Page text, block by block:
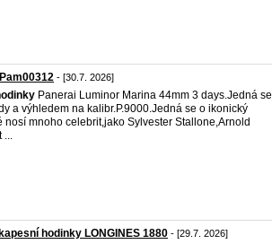
- [30.7. 2026]
Panerai Luminor Marina 44mm 3 days.Jedná se
a výhledem na kalibr.P.9000.Jedná se o ikonický
nosí mnoho celebrit,jako Sylvester Stallone,Arnold
...
hodinky LONGINES 1880 - [29.7. 2026]